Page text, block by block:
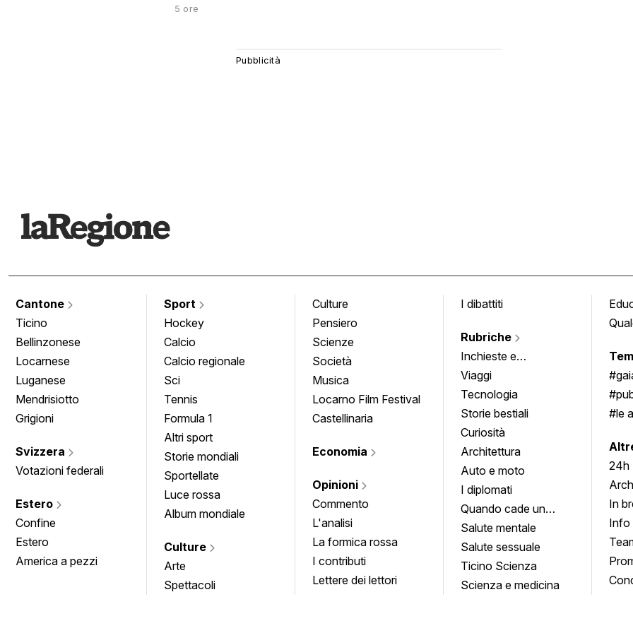
5 ore
Cantone
Ticino
Bellinzonese
Locarnese
Luganese
Mendrisiotto
Grigioni
Svizzera
Votazioni federali
Estero
Confine
Estero
America a pezzi
Sport
Hockey
Calcio
Calcio regionale
Sci
Tennis
Formula 1
Altri sport
Storie mondiali
Sportellate
Luce rossa
Album mondiale
Culture
Arte
Spettacoli
Culture
Pensiero
Scienze
Società
Musica
Locarno Film Festival
Castellinaria
Economia
Opinioni
Commento
L'analisi
La formica rossa
I contributi
Lettere dei lettori
I dibattiti
Rubriche
Inchieste e
approfondimenti
Viaggi
Tecnologia
Storie bestiali
Curiosità
Architettura
Auto e moto
I diplomati
Quando cade un
quadro
Salute mentale
Salute sessuale
Ticino Scienza
Scienza e medicina
#le
24h
In
Info